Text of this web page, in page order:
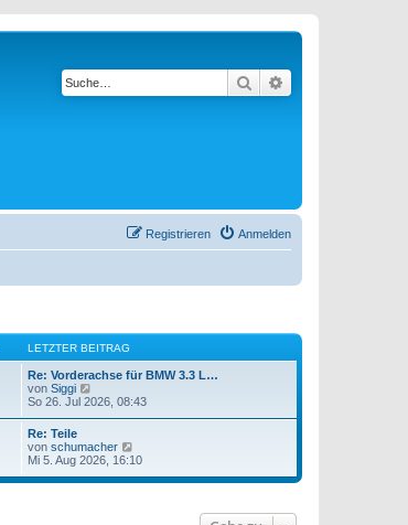
Suche
Anmelden
Registrieren
LETZTER BEITRAG
Re: Vorderachse für BMW 3.3 L…
von Siggi
e
t
e
r
So 26. Jul 2026, 08:43
Re: Teile
von schumacher
e
e
Mi 5. Aug 2026, 16:10